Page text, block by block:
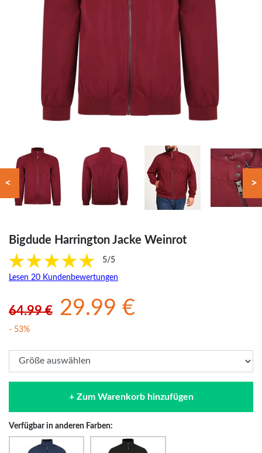
< >
Bigdude Harrington Jacke Weinrot
5/5
Lesen 20 Kundenbewertungen
64.99 € 29.99 €
- 53%
+ Zum Warenkorb hinzufügen
Verfügbar in anderen Farben: